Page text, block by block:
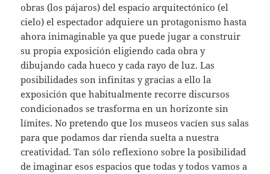
obras (los pájaros) del espacio arquitectónico (el
cielo) el espectador adquiere un protagonismo hasta
ahora inimaginable ya que puede jugar a construir
su propia exposición eligiendo cada obra y
dibujando cada hueco y cada rayo de luz. Las
posibilidades son infinitas y gracias a ello la
exposición que habitualmente recorre discursos
condicionados se trasforma en un horizonte sin
límites. No pretendo que los museos vacíen sus salas
para que podamos dar rienda suelta a nuestra
creatividad. Tan sólo reflexiono sobre la posibilidad
de imaginar esos espacios que todas y todos vamos a